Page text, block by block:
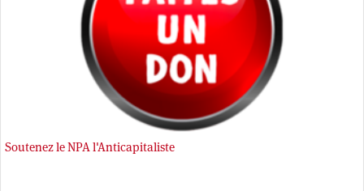
Soutenez le NPA l'Anticapitaliste